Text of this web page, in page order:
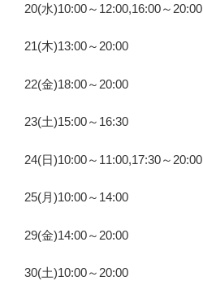
20(水)10:00～12:00,16:00～20:00
21(木)13:00～20:00
22(金)18:00～20:00
23(土)15:00～16:30
24(日)10:00～11:00,17:30～20:00
25(月)10:00～14:00
29(金)14:00～20:00
30(土)10:00～20:00